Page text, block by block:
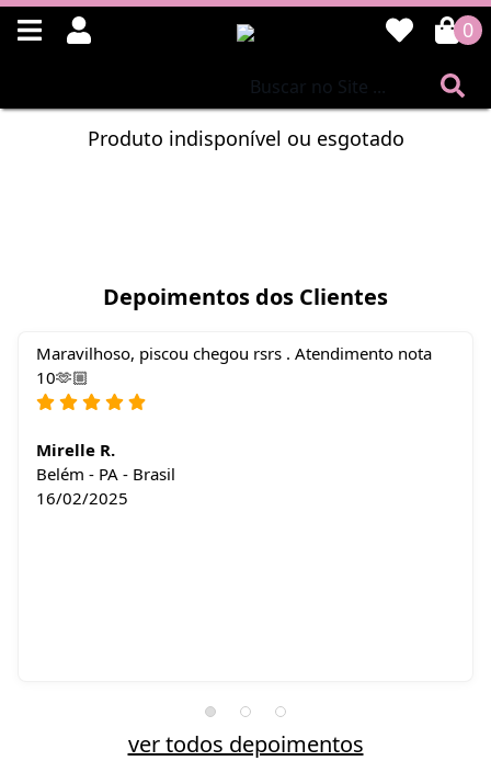
0
Produto indisponível ou esgotado
Depoimentos dos Clientes
Maravilhoso, piscou chegou rsrs . Atendimento nota
10🫶🏼
Mirelle R.
Belém - PA - Brasil
16/02/2025
ver todos depoimentos